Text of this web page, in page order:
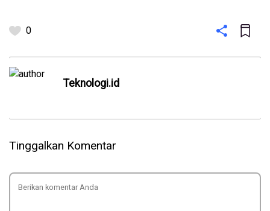
0
Teknologi.id
Tinggalkan Komentar